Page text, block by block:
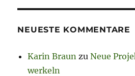
NEUESTE KOMMENTARE
Karin Braun zuNeue
werkeln